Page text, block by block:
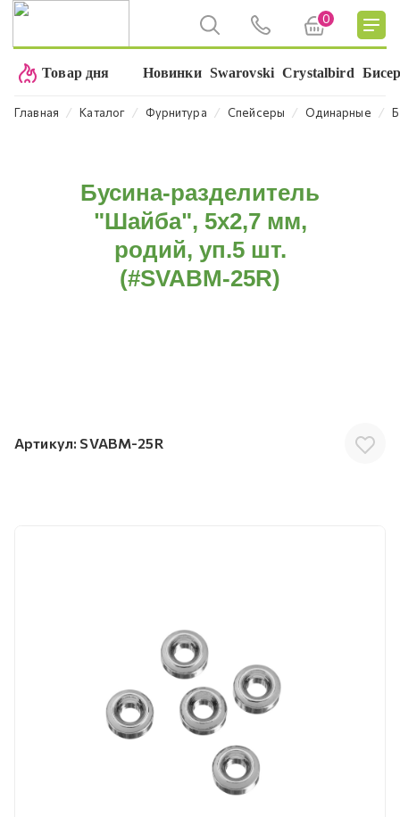
0
Товар дня Новинки Swarovski Crystalbird
Главная ⁄ Каталог ⁄ Фурнитура ⁄ Спейсеры ⁄ Одинарные ⁄
Бусина-разделитель
"Шайба", 5х2,7 мм,
родий, уп.5 шт.
(#SVABM-25R)
Артикул: SVABM-25R